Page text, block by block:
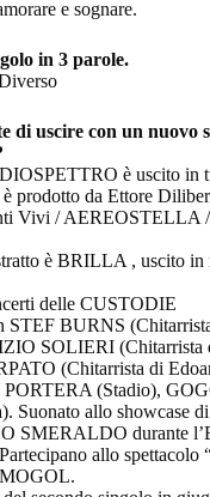
e sognare.
in 3 parole.
di uscire con un nuovo
è uscito in
prodotto da Ettore
Vivi / AEREOSTELLA
è BRILLA , uscito in
delle CUSTODIE
BURNS
SOLIERI (Chitarrista
(Chitarrista di
(Stadio),
Suonato allo showcase di
SMERALDO durante
allo spettacolo